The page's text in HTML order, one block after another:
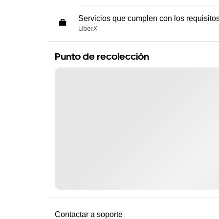
Servicios que cumplen con los
UberX
Punto de recolección
Contactar a soporte